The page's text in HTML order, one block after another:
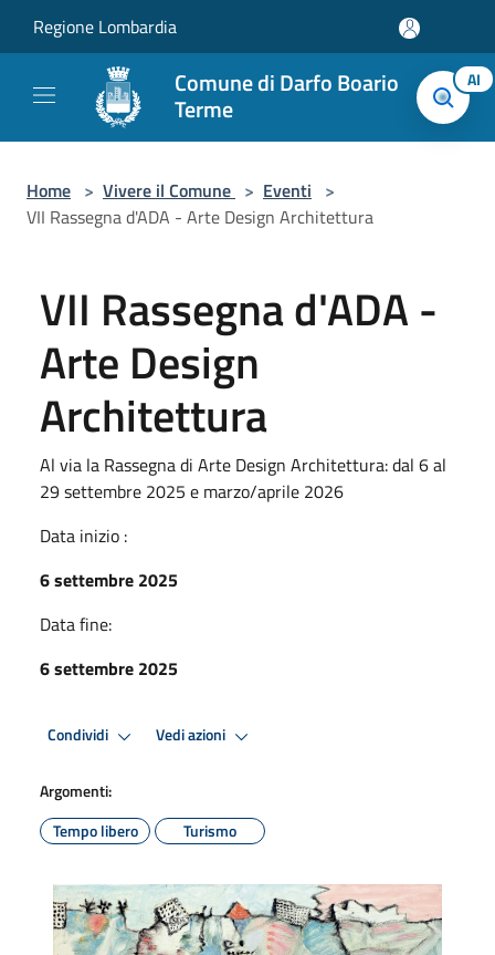
Regione Lombardia
Comune di Darfo Boario
Terme
AI
Home > Vivere il Comune > Eventi >
VII Rassegna d'ADA - Arte Design Architettura
VII Rassegna d'ADA -
Arte Design
Architettura
Al via la Rassegna di Arte Design Architettura: dal 6 al
29 settembre 2025 e marzo/aprile 2026
Data inizio :
6 settembre 2025
Data fine:
6 settembre 2025
Condividi Vedi azioni
Argomenti:
Tempo libero
Turismo